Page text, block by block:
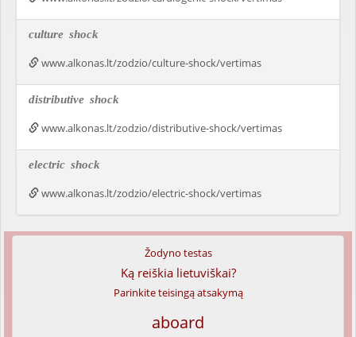
culture shock
www.alkonas.lt/zodzio/culture-shock/vertimas
distributive shock
www.alkonas.lt/zodzio/distributive-shock/vertimas
electric shock
www.alkonas.lt/zodzio/electric-shock/vertimas
Žodyno testas
Ką reiškia lietuviškai?
Parinkite teisingą atsakymą
aboard